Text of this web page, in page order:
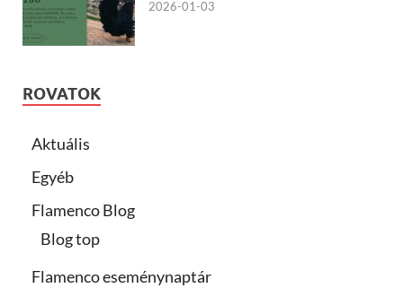
2026-01-03
ROVATOK
Aktuális
Egyéb
Flamenco Blog
Blog top
Flamenco eseménynaptár